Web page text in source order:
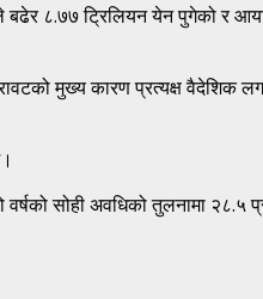
बढेर ८.७७ ट्रिलियन येन पुगेको र
मुख्य कारण प्रत्यक्ष वैदेशिक
सोही अवधिको तुलनामा २८.५